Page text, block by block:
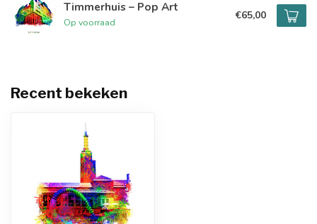
Timmerhuis – Pop Art
Op voorraad
€65,00
Recent bekeken